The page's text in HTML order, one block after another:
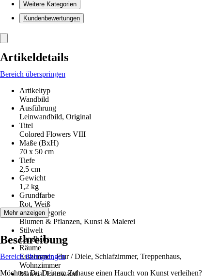
Weitere Kategorien
Kundenbewertungen
Artikeldetails
Bereich überspringen
Artikeltyp
Wandbild
Ausführung
Leinwandbild, Original
Titel
Colored Flowers VIII
Maße (BxH)
70 x 50 cm
Tiefe
2,5 cm
Gewicht
1,2 kg
Grundfarbe
Rot, Weiß
Motivkategorie
Blumen & Pflanzen, Kunst & Malerei
Stilwelt
Landhaus
Räume
Esszimmer, Flur / Diele, Schlafzimmer, Treppenhaus,
Wohnzimmer
Material Leinwand
Mehr anzeigen
Beschreibung
Bereich überspringen
Möchtest Du Deinem Zuhause einen Hauch von Kunst verleihen?